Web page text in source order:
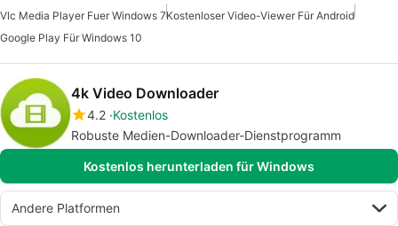
Vlc Media Player Fuer Windows 7Kostenloser Video-Viewer Für Android
Google Play Für Windows 10
4k Video Downloader
4.2 Kostenlos
Robuste Medien-Downloader-Dienstprogramm
Kostenlos herunterladen für Windows
Andere Platformen